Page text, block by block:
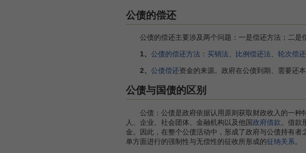
公债的偿还
公债的偿还主要涉及两个问题：一是偿还方法；二是
1、 公债的偿还方法 ： 买销法 比例偿还法 轮次偿
2、 公债偿还资金的来源。政府在公债到期、需要还
公债与国债的区别
公债：公债是政府依据认用原则获取财政收入的一种
人、企业、社会团体、金融机构以及他国政府借款。借款
金。因此，在整个公债活动中，形成了政府与公债持有
单方面进行的强制性与无偿性的征收所形成的征纳关系。